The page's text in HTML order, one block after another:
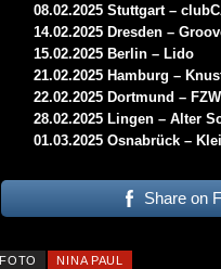
08.02.2025 Stuttgart –
14.02.2025 Dresden –
15.02.2025 Berlin – Lido
21.02.2025 Hamburg –
22.02.2025 Dortmund – FZW
28.02.2025 Lingen – Alter
01.03.2025 Osnabrück –
Share on
FOTO
NINA PAUL